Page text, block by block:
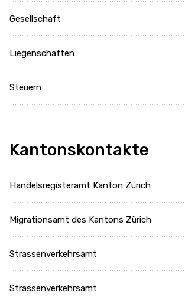
Gesellschaft
Liegenschaften
Steuern
Kantonskontakte
Handelsregisteramt Kanton Zürich
Migrationsamt des Kantons Zürich
Strassenverkehrsamt
Strassenverkehrsamt